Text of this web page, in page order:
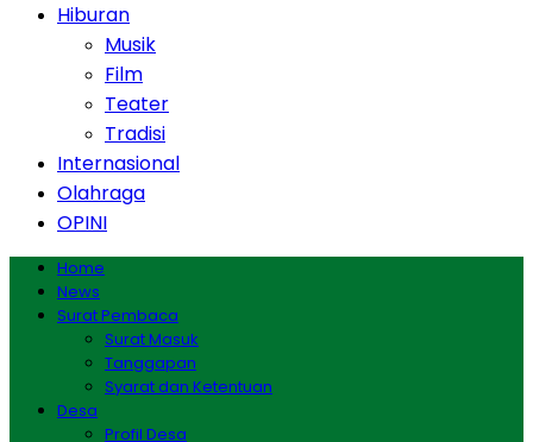
Hiburan
Musik
Film
Teater
Tradisi
Internasional
Olahraga
OPINI
Home
News
Surat Pembaca
Surat Masuk
Tanggapan
Syarat dan Ketentuan
Desa
Profil Desa